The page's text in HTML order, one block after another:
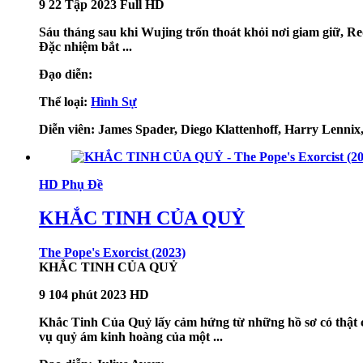
9 22 Tập 2023 Full HD
Sáu tháng sau khi Wujing trốn thoát khỏi nơi giam giữ,
Đặc nhiệm bắt ...
Đạo diễn:
Thể loại: Hình Sự
Diễn viên: James Spader, Diego Klattenhoff, Harry
HD Phụ Đề
KHẮC TINH CỦA QUỶ
The Pope's Exorcist (2023)
KHẮC TINH CỦA QUỶ
9 104 phút 2023 HD
Khắc Tinh Của Quỷ lấy cảm hứng từ những hồ sơ có
vụ quỷ ám kinh hoàng của một ...